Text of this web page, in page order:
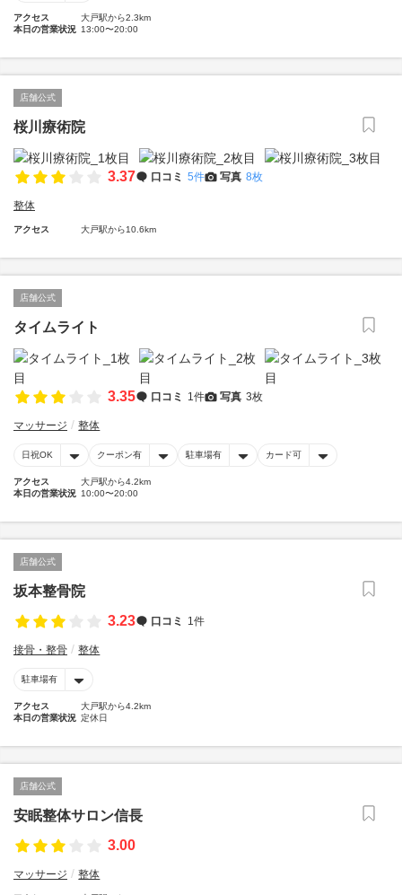
アクセス
大戸駅から2.3km
本日の営業状況 13:00〜20:00
店舗公式
桜川療術院
3.37 口コミ 5件 写真 8枚
整体
アクセス 大戸駅から10.6km
店舗公式
タイムライト
3.35 口コミ 1件 写真 3枚
マッサージ 整体
日祝OK クーポン有 駐車場有 カード可
アクセス
大戸駅から4.2km
本日の営業状況 10:00〜20:00
店舗公式
坂本整骨院
3.23
口コミ 1件
接骨・整骨 整体
駐車場有
アクセス
大戸駅から4.2km
本日の営業状況 定休日
店舗公式
安眠整体サロン信長
3.00
マッサージ 整体